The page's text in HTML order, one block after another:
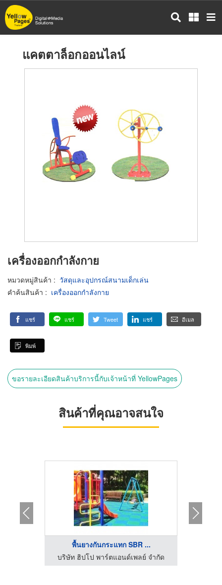
ข้าม
ไป
แคตตาล็อกออนไลน์
เครื่องออกกำลังกาย
หมวดหมู่สินค้า : วัสดุและอุปกรณ์สนามเด็กเล่น
คำค้นสินค้า : เครื่องออกกำลังกาย
แชร์ แชร์ Tweet แชร์ อีเมล
พิมพ์
ขอรายละเอียดสินค้าบริการนี้กับเจ้าหน้าที่ YellowPages
สินค้าที่คุณอาจสนใจ
พื้นยางกันกระแทก SBR ...
บริษัท ฮิปโป พาร์ตแอนด์เพลย์ จำกัด